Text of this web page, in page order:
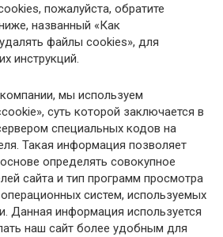
пожалуйста, обратите
названный «Как
файлы cookies», для
инструкций.
мы используем
суть которой заключается в
специальных кодов на
Такая информация позволяет
определять совокупное
сайта и тип программ просмотра
систем, используемых
Данная информация используется
наш сайт более удобным для